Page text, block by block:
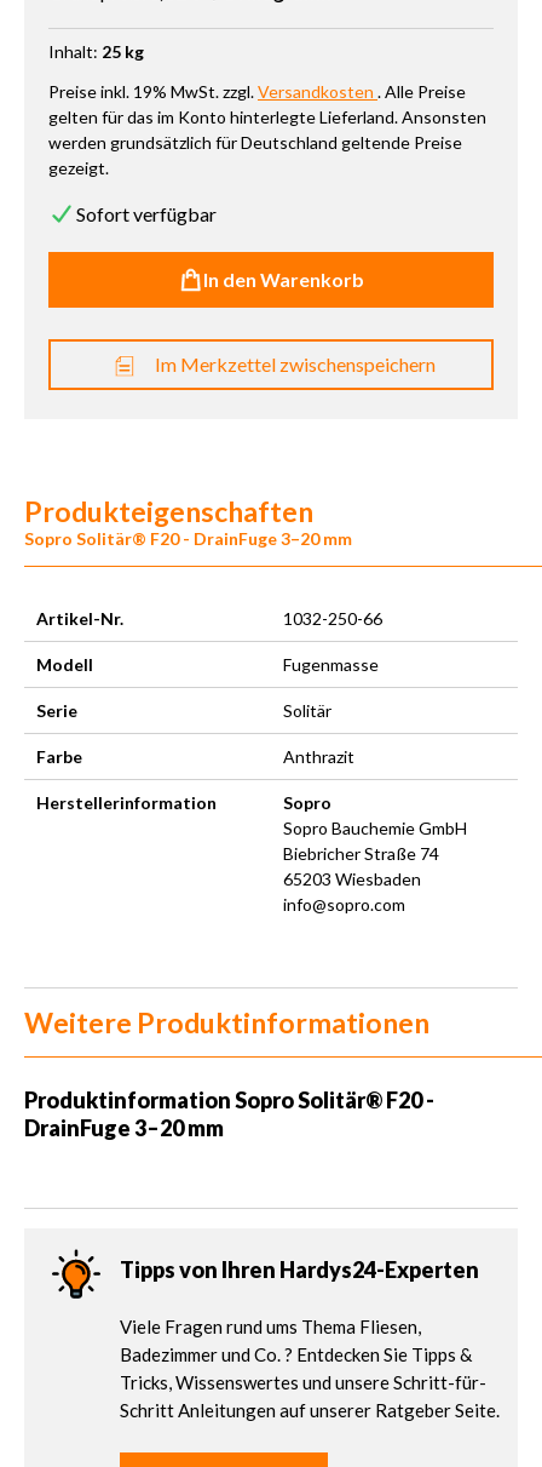
Inhalt: 25 kg
Preise inkl. 19% MwSt. zzgl.Versandkosten . Alle Preise
gelten für das im Konto hinterlegte Lieferland. Ansonsten
werden grundsätzlich für Deutschland geltende Preise
gezeigt.
Sofort verfügbar
In den Warenkorb
Im Merkzettel zwischenspeichern
Produkteigenschaften
Sopro Solitär® F20 - DrainFuge 3–20 mm
Artikel-Nr. 1032-250-66
Modell Fugenmasse
Serie Solitär
Farbe Anthrazit
Herstellerinformation
Sopro
Sopro Bauchemie GmbH
Biebricher Straße 74
65203 Wiesbaden
info@sopro.com
Weitere Produktinformationen
Produktinformation Sopro Solitär® F20 -
DrainFuge 3–20 mm
Tipps von Ihren Hardys24-Experten
Viele Fragen rund ums Thema Fliesen,
Badezimmer und Co. ? Entdecken Sie Tipps &
Tricks, Wissenswertes und unsere Schritt-für-
Schritt Anleitungen auf unserer Ratgeber Seite.